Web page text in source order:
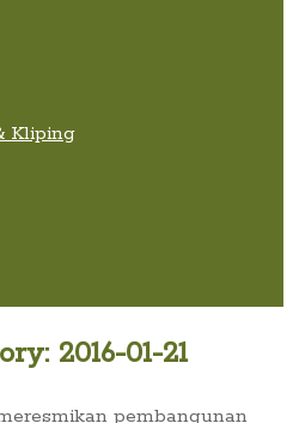
Kliping
2016-01-21
pembangunan